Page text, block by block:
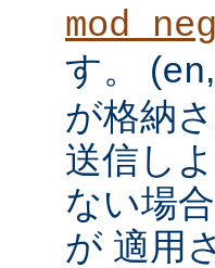
す。 (en,
が格納
送信し
ない場
が 適用